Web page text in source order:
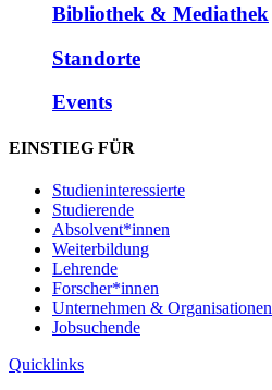
Bibliothek & Mediathek
Standorte
Events
EINSTIEG FÜR
Studieninteressierte
Studierende
Absolvent*innen
Weiterbildung
Lehrende
Forscher*innen
Unternehmen & Organisationen
Jobsuchende
Quicklinks